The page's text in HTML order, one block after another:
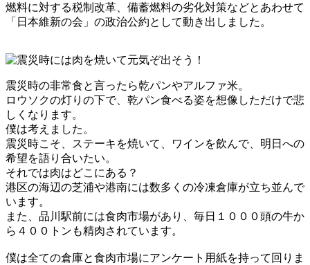
燃料に対する税制改革、備蓄燃料の劣化対策などとあわせて
「日本維新の会」の政治公約として動き出しました。
震災時の非常食と言ったら乾パンやアルファ米。
ロウソクの灯りの下で、乾パン食べる姿を想像しただけで悲
しくなります。
僕は考えました。
震災時こそ、ステーキを焼いて、ワインを飲んで、明日への
希望を語り合いたい。
それでは肉はどこにある？
港区の海辺の芝浦や港南には数多くの冷凍倉庫が立ち並んで
います。
また、品川駅前には食肉市場があり、毎日１０００頭の牛か
ら４００トンも精肉されています。
僕は全ての倉庫と食肉市場にアンケート用紙を持って回りま